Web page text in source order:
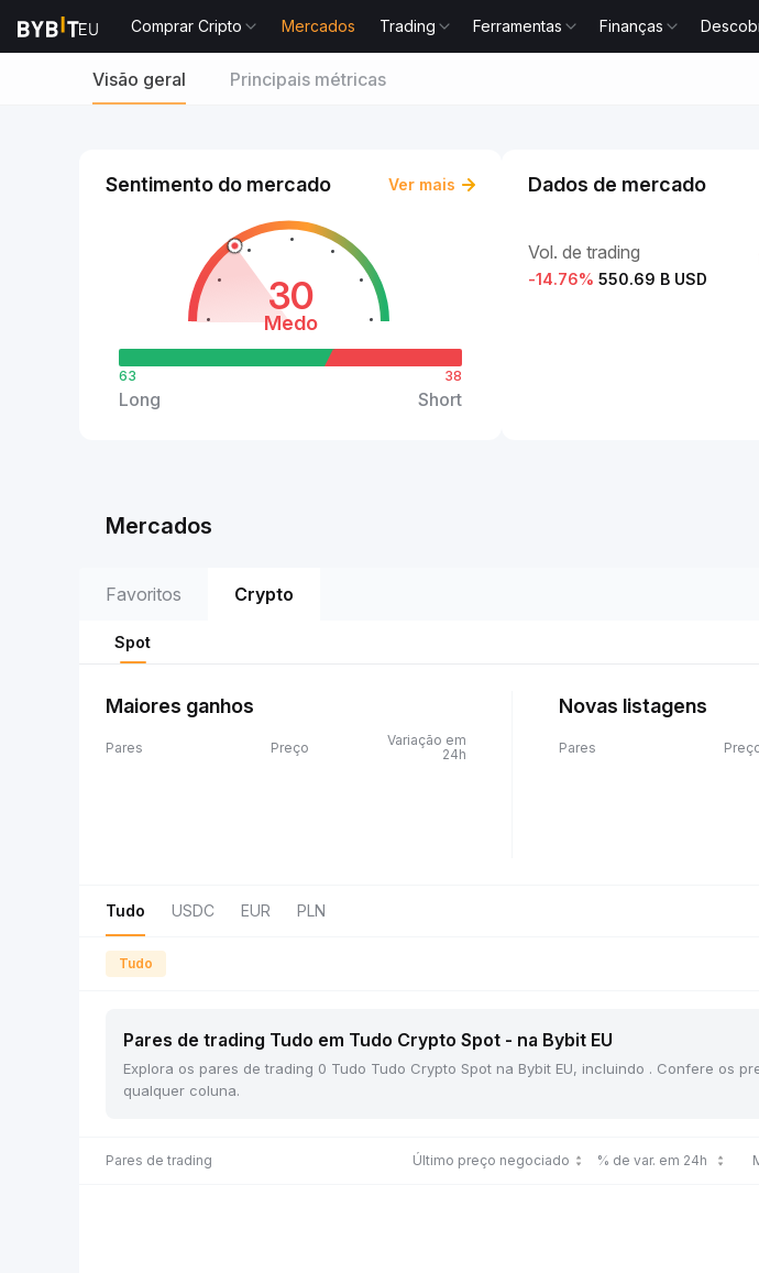
Comprar Cripto Mercados Trading Ferramentas Finanças
Visão geral Principais métricas
Sentimento do mercado Ver mais
30
Medo
63
Long
38
Short
Dados de mercado
Vol. de trading
-14.76% 550.69 B USD
Mercados
Favoritos Crypto
Spot
Maiores ganhos
Pares Preço
Variação em
24h
Novas listagens
Pares
Tudo USDC EUR PLN
Tudo
Pares de trading Tudo em Tudo Crypto Spot - na Bybit EU
Explora os pares de trading 0 Tudo Tudo Crypto Spot na Bybit EU, incluindo . Confere
qualquer coluna.
Pares de trading Último preço negociado % de var. em 24h